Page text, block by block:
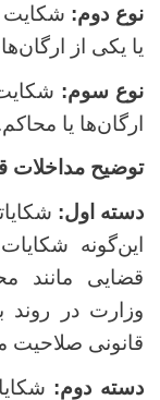
نوع دوم: شکایت
یا یکی از
نوع سوم:
ارگان‌ها یا
توضیح مداخلات
دسته اول:
این‌گونه
قضایی مانند
وزارت در
قانونی صلاحیت
دسته دوم: